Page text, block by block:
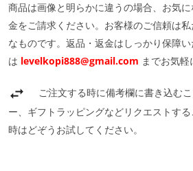
商品は画像と明らかに違うの場合、お気
金をご請求ください。お客様のご信頼は
なものです。返品・返金はしっかり保障
は levelkopi888@gmail.com までお気軽
ご注文する時に備考欄に書き込む
ー、ギフトラッピングなどリクエストす
時はどぞうお試してください。